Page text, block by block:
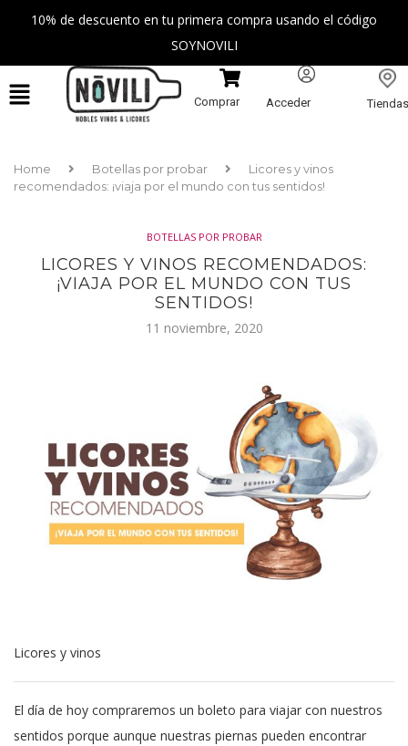
10% de descuento en tu primera compra usando el código
SOYNOVILI
Comprar Acceder Tiendas
Home Botellas por probar
Licores y vinos
recomendados: ¡viaja por el mundo con tus sentidos!
BOTELLAS POR PROBAR
LICORES Y VINOS RECOMENDADOS:
¡VIAJA POR EL MUNDO CON TUS
SENTIDOS!
11 noviembre, 2020
Licores y vinos
El día de hoy compraremos un boleto para viajar con nuestros
sentidos porque aunque nuestras piernas pueden encontrar